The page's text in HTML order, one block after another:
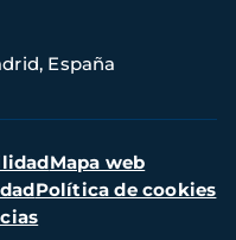
España
Mapa web
Política de cookies